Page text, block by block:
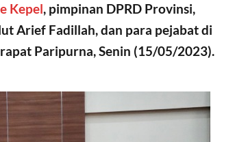
Kepel, pimpinan DPRD Provinsi,
Arief Fadillah, dan para pejabat di
Paripurna, Senin (15/05/2023).